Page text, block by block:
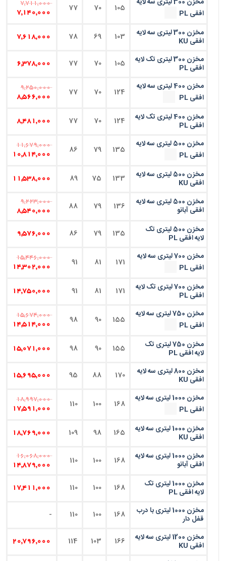
افقی PL
105
70
77
7,711,000
7,140,000
مخزن 300 لیتری سه لایه
افقی KU 103
69
78
7,618,000
مخزن 300 لیتری تک لایه
افقی PL 105
70
77
6,378,000
مخزن 400 لیتری سه لایه
افقی PL
124
70
77
9,250,000
8,566,000
مخزن 400 لیتری تک لایه
افقی PL 124
70
77
8,481,000
مخزن 500 لیتری سه لایه
افقی PL
135
79
86
11,679,000
10,814,000
مخزن 500 لیتری سه لایه
افقی KU 133
75
89
11,538,000
مخزن 500 لیتری سه لایه
افقی آبانو 136
79
88
9,223,000
8,540,000
مخزن 500 لیتری تک
لایه افقی PL 135
79
86
9,576,000
مخزن 700 لیتری سه لایه
افقی PL
171
81
91
15,446,000
14,302,000
مخزن 700 لیتری تک لایه
افقی PL 171
81
91
14,750,000
مخزن 750 لیتری سه لایه
افقی PL
155
90
98
15,674,000
14,514,000
مخزن 750 لیتری تک
لایه افقی PL 155
90
98
15,071,000
مخزن 800 لیتری سه لایه
افقی KU 170
88
95
15,695,000
مخزن 1000 لیتری سه لایه
افقی PL
168
100
110
18,997,000
17,591,000
مخزن 1000 لیتری سه لایه
افقی KU 165
98
109
18,769,000
مخزن 1000 لیتری سه لایه
افقی آبانو 168
100
110
16,068,000
14,879,000
مخزن 1000 لیتری تک
لایه افقی PL 168
100
110
17,411,000
مخزن 1000 لیتری با درب
قفل دار 168
100
110
مخزن 1200 لیتری سه لایه
افقی KU 166
103
114
20,796,000